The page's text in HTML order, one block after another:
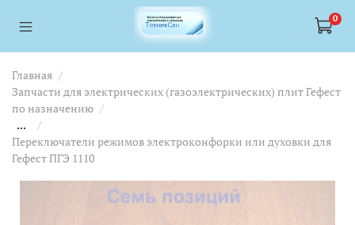
0
Главная
Запчасти для электрических (газоэлектрических) плит Гефест
по назначению
...
Переключатели режимов электроконфорки или духовки для
Гефест ПГЭ 1110
<a href="https://webmaster.yandex.ru/siteinfo/?site=https://
<a href="https://webmaster.yandex.ru/siteinfo/?site=https://